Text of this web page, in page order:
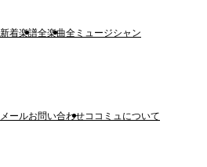
新着楽譜全楽曲全ミュージシャン
メールお問い合わせココミュについて